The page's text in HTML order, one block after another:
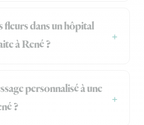
fleurs dans un hôpital
à René ?
personnalisé à une
?